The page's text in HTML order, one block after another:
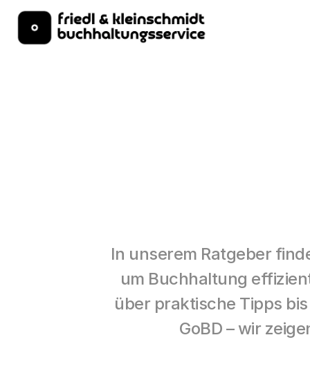
In unserem Ratgeber
um Buchhaltung
über praktische Tipps
GoBD – wir